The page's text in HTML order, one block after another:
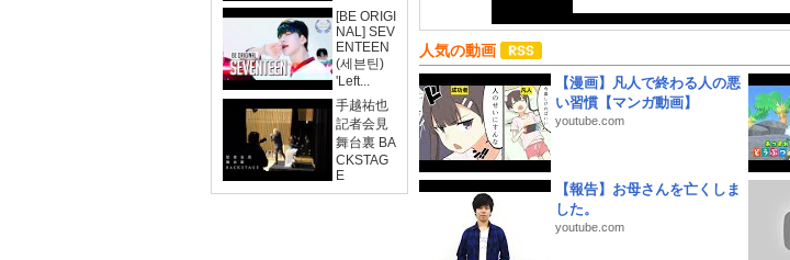
[BE ORIGI
NAL] SEV
ENTEEN
(세븐틴)
'Left...
手越祐也
記者会見
舞台裏 BA
CKSTAG
E
人気の動画
【漫画】凡人で終わる人の悪
い習慣【マンガ動画】
youtube.com
【報告】お母さんを亡くしま
した。
youtube.com